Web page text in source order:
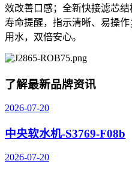
效改善口感；全新快接滤芯
寿命提醒，指示清晰、易操作
用水，双倍安心。
了解最新品牌资讯
2026-07-20
中央软水机-S3769-F08b
2026-07-20